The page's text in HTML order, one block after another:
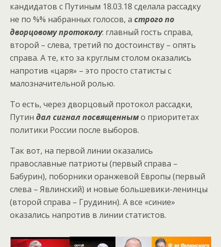
кандидатов с Путиным 18.03.18 сделала рассадку
не по %% набранных голосов, а строго по
дворцовому протоколу: главный гость справа,
второй – слева, третий по достоинству – опять
справа. А те, кто за круглым столом оказались
напротив «царя» – это просто статисты с
малозначительной ролью.
То есть, через дворцовый протокол рассадки,
Путин дал сигнал посвященнымо приоритетах
политики России после выборов.
Так вот, на первой линии оказались
православные патриоты (первый справа –
Бабурин), поборники оранжевой Европы (первый
слева – Явлинский) и новые большевики-ленинцы
(второй справа – Грудинин). А все «синие»
оказались напротив в линии статистов.